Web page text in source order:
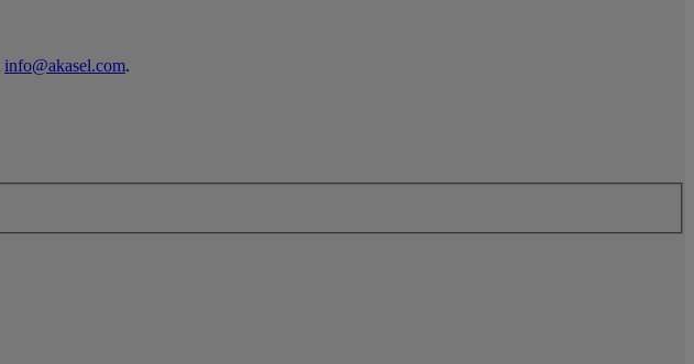
info@akasel.com.